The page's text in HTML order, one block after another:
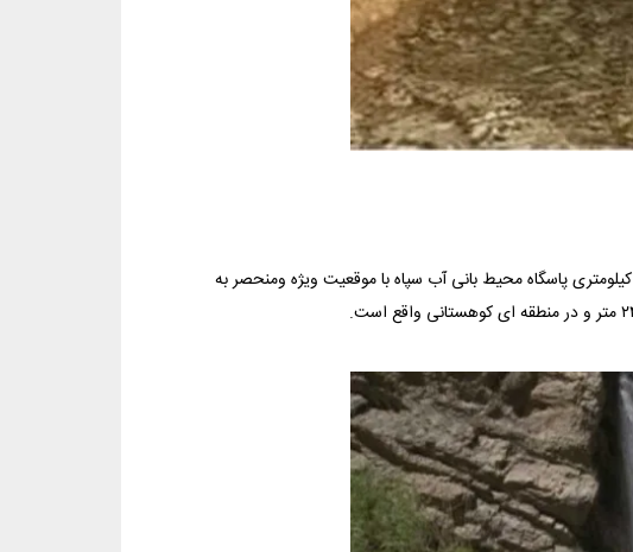
این آبشار در ۳/۵ کیلومتری منطقه حفاظت شده دنا و در فاصله ۴ کیلومتری پاسگاه محیط بانی آب سپاه با موقعیت ویژه ومنحصر به